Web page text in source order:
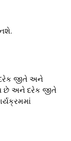
દરેક જીતે અને
છે અને દરેક જીતે